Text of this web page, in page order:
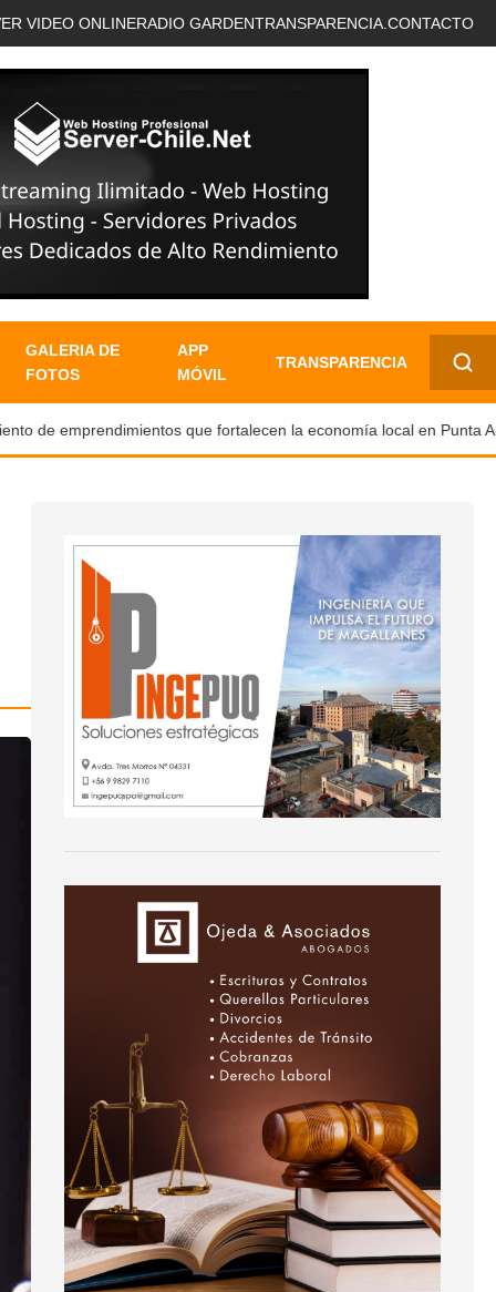
VIDEO ONLINERADIO GARDENTRANSPARENCIA. CONTACTO
GALERIA DE
FOTOS
APP
MÓVIL
TRANSPARENCIA
✕
de emprendimientos que fortalecen la economía local en Punta